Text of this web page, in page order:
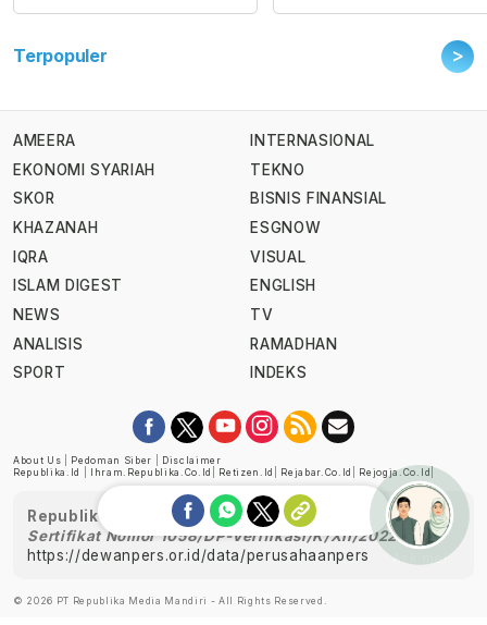
Terpopuler >
AMEERA
EKONOMI SYARIAH
SKOR
KHAZANAH
IQRA
ISLAM DIGEST
NEWS
ANALISIS
SPORT
INTERNASIONAL
TEKNO
BISNIS FINANSIAL
ESGNOW
VISUAL
ENGLISH
TV
RAMADHAN
INDEKS
About Us Pedoman Siber
Disclaimer
Republika.id
Ihram.republika.co.id Retizen.id Rejabar.co.id Rejogja.co.id
Republika telah diverifikasi oleh Dewan Pers
Sertifikat Nomor 1058/DP-Verifikasi/K/XII/2022
https://dewanpers.or.id/data/perusahaanpers
© 2026 PT Republika Media Mandiri - All Rights Reserved.
Ask me!